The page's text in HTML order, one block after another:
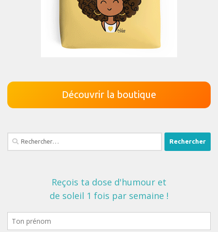
Découvrir la boutique
Rechercher :